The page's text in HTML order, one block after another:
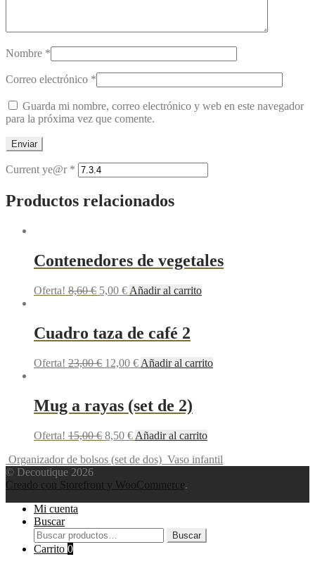
Nombre *
Correo electrónico *
Guarda mi nombre, correo electrónico y web en este navegador
para la próxima vez que comente.
Current ye@r *
Productos relacionados
Contenedores de vegetales
Oferta! 8,60€ 5,00 € Añadir al carrito
Cuadro taza de café 2
Oferta! 23,00€ 12,00 € Añadir al carrito
Mug a rayas (set de 2)
Oferta! 15,00€ 8,50 € Añadir al carrito
Organizador de bolsos (set de dos) Vaso infantil
© Decoutique 2026
Creado con Storefront y WooCommerce.
Mi cuenta
Buscar
Buscar
por:
Buscar
Carrito 0